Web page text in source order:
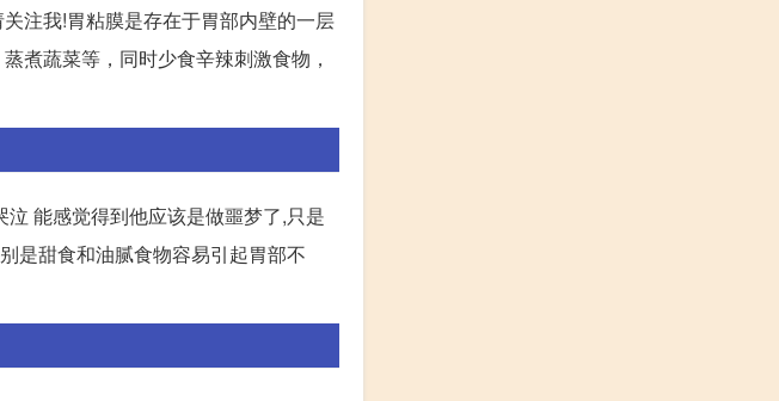
注我!胃粘膜是存在于胃部内壁的一层
煮蔬菜等，同时少食辛辣刺激食物，
能感觉得到他应该是做噩梦了,只是
是甜食和油腻食物容易引起胃部不